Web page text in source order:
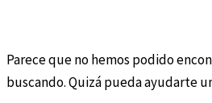
Parece que no hemos podido
buscando. Quizá pueda ayudarte